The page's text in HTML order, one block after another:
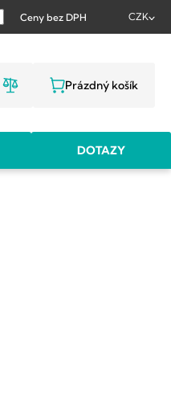
Ceny bez DPH CZK
NÁKUPNÍ
Prázdný košík
DOTAZY